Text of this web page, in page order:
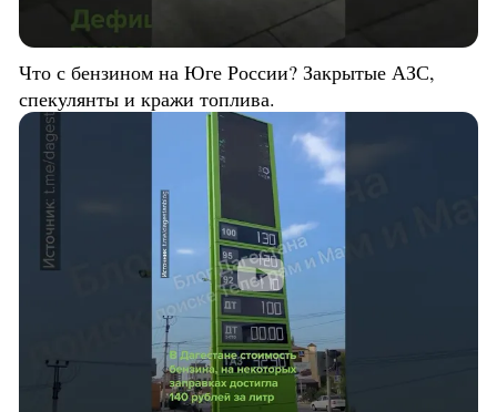
Что с бензином на Юге России? Закрытые АЗС,
спекулянты и кражи топлива.